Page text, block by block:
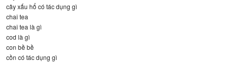
cây xấu hổ có tác dụng gì
chai tea
chai tea là gì
cod là gì
con bề bề
cồn có tác dụng gì